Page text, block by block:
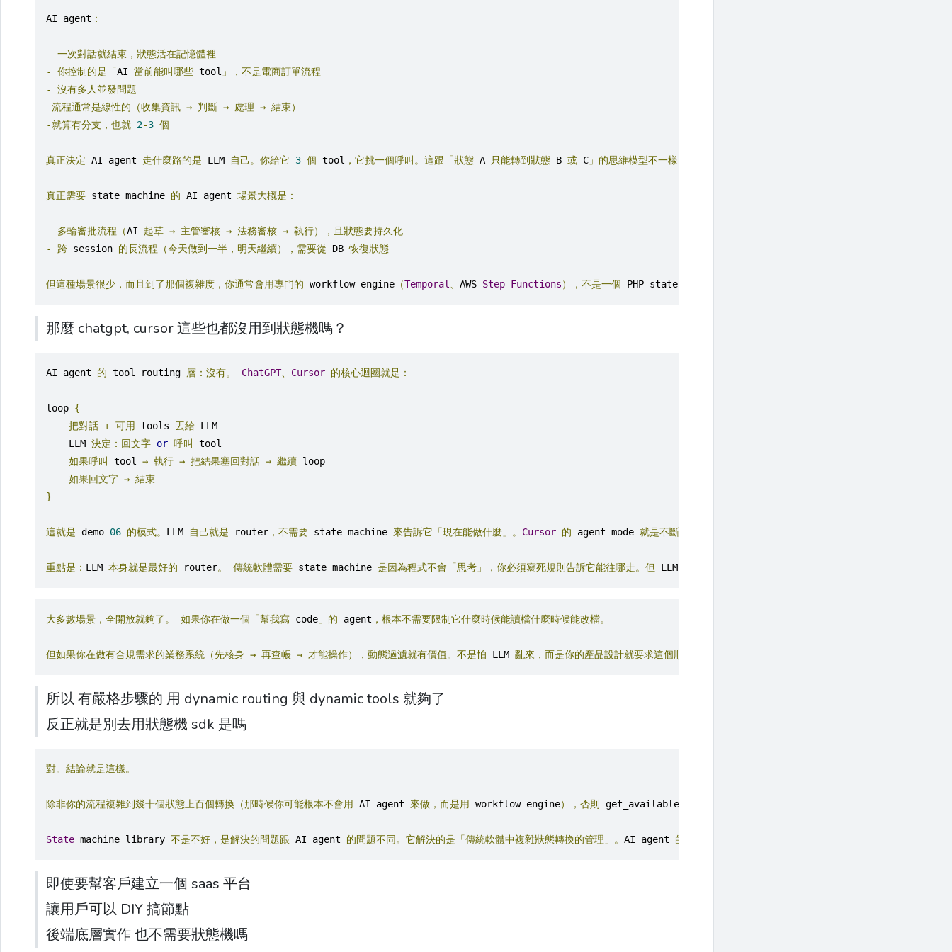
AI agent ：
-
一次對話就結束，狀態活在記憶體裡
-
你控制的是「AI 當前能叫哪些 tool 」，不是電商訂單流程
-
沒有多人並發問題
-流程通常是線性的（收集資訊 → 判斷 → 處理 → 結束）
-就算有分支，也就 2-3 個
真正決定 AI agent 走什麼路的是 LLM 自己。你給它 3 個 tool ，它挑一個呼叫。這跟「狀態 A 只能轉到狀態 B 或 C 」的思維模型不一樣。
真正需要 state machine 的 AI agent 場景大概是：
- 多輪審批流程（AI 起草 → 主管審核 → 法務審核 → 執行），且狀態要持久化
-
跨 session 的長流程（今天做到一半，明天繼續），需要從 DB 恢復狀態
但這種場景很少，而且到了那個複雜度，你通常會用專門的 workflow engine （Temporal AWS Step Functions），不是一個 PHP state machine library
那麼 chatgpt, cursor 這些也都沒用到狀態機嗎？
AI agent 的 tool routing 層：沒有。 ChatGPT、 Cursor 的核心迴圈就是：
loop {
把對話 + 可用 tools 丟給 LLM
    LLM
決定：回文字 or 呼叫
tool
如果呼叫
tool → 執行 → 把結果塞回對話 → 繼續 loop
如果回文字 → 結束
}
這就是 demo 06 的模式。 LLM 自己就是 router ，不需要 state machine 來告訴它「現在能做什麼」。 Cursor 的 agent mode 就是不斷讓
重點是： LLM 本身就是最好的 router。 傳統軟體需要 state machine 是因為程式不會「思考」，你必須寫死規則告訴它能往哪走。但 LLM
大多數場景，全開放就夠了。 如果你在做一個「幫我寫 code 」的 agent ，根本不需要限制它什麼時候能讀檔什麼時候能改檔。
但如果你在做有合規需求的業務系統（先核身 → 再查帳 → 才能操作），動態過濾就有價值。不是怕 LLM 亂來，而是你的產品設計就要求這個順序。
所以 有嚴格步驟的 用 dynamic routing 與 dynamic tools 就夠了
反正就是別去用狀態機 sdk 是嗎
對。結論就是這樣。
除非你的流程複雜到幾十個狀態上百個轉換（那時候你可能根本不會用 AI agent 來做，而是用 workflow engine），否則 get_available_tools
State machine library 不是不好，是解決的問題跟 AI agent 的問題不同。它解決的是「傳統軟體中複雜狀態轉換的管理」。 AI agent 的路由本質上就是「這個階段給哪些
即使要幫客戶建立一個 saas 平台
讓用戶可以 DIY 搞節點
後端底層實作 也不需要狀態機嗎